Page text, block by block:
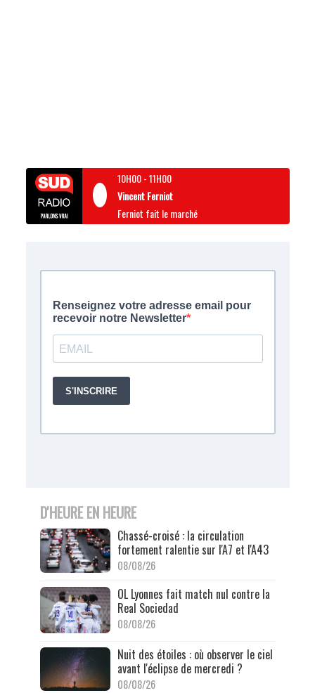
10H00-11H00
Vincent Ferniot
Ferniot fait le marché
D'HEURE EN HEURE
Chassé-croisé : la circulation
fortement ralentie sur l'A7 et l'A43
08/08/26
OL Lyonnes fait match nul contre la
Real Sociedad
08/08/26
Nuit des étoiles : où observer le ciel
avant l'éclipse de mercredi ?
08/08/26